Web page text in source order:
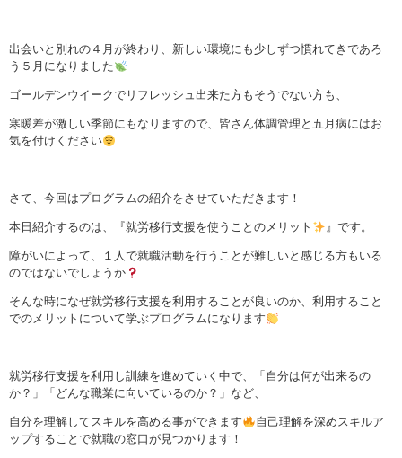
出会いと別れの４月が終わり、新しい環境にも少しずつ慣れてきであろ
う５月になりました
ゴールデンウイークでリフレッシュ出来た方もそうでない方も、
寒暖差が激しい季節にもなりますので、皆さん体調管理と五月病にはお
気を付けください
さて、今回はプログラムの紹介をさせていただきます！
本日紹介するのは、『就労移行支援を使うことのメリット 』です。
障がいによって、１人で就職活動を行うことが難しいと感じる方もいる
のではないでしょうか
そんな時になぜ就労移行支援を利用することが良いのか、利用すること
でのメリットについて学ぶプログラムになります
就労移行支援を利用し訓練を進めていく中で、「自分は何が出来るの
か？」「どんな職業に向いているのか？」など、
自分を理解してスキルを高める事ができます
自己理解を深めスキルア
ップすることで就職の窓口が見つかります！